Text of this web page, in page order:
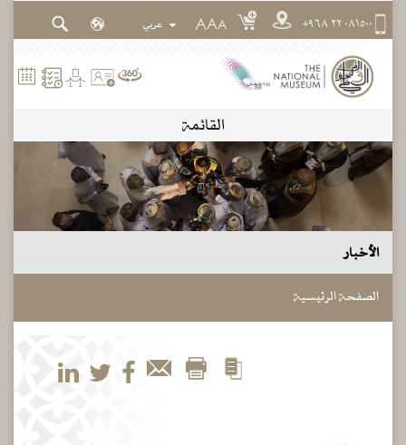
٠٨١٥٠٠ ٢٢ ٩٦٨+ A
A
A
القائمة
الأخبار
الصفحة الرئيسية